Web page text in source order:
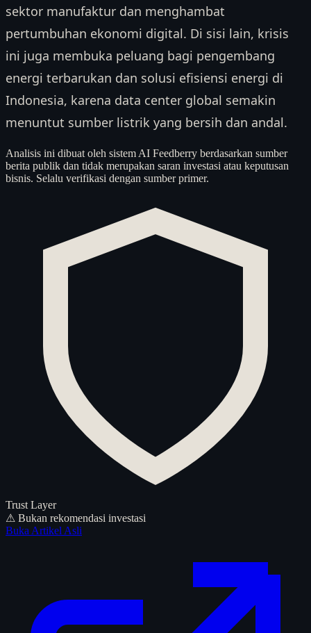
sektor manufaktur dan menghambat
pertumbuhan ekonomi digital. Di sisi lain, krisis
ini juga membuka peluang bagi pengembang
energi terbarukan dan solusi efisiensi energi di
Indonesia, karena data center global semakin
menuntut sumber listrik yang bersih dan andal.
Analisis ini dibuat oleh sistem AI Feedberry berdasarkan sumber
berita publik dan tidak merupakan saran investasi atau keputusan
bisnis. Selalu verifikasi dengan sumber primer.
Trust Layer
⚠ Bukan rekomendasi investasi
Buka Artikel Asli